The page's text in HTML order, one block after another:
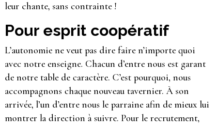
leur chante, sans contrainte !
Pour esprit coopératif
L’autonomie ne veut pas dire faire n’importe quoi
avec notre enseigne. Chacun d’entre nous est garant
de notre table de caractère. C’est pourquoi, nous
accompagnons chaque nouveau tavernier. À son
arrivée, l’un d’entre nous le parraine afin de mieux lui
montrer la direction à suivre. Pour le recrutement,